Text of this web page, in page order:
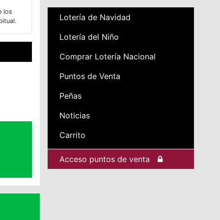
los
Lotería de Navidad
Lotería del Niño
Comprar Lotería Nacional
Puntos de Venta
Peñas
Noticias
Carrito
Acceso puntos de venta